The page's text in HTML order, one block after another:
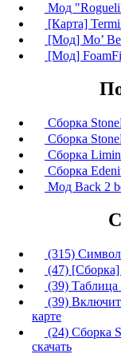
Мод
[Карта]
[Мод] Mo’
[Мод]
Сборка
Сборка
Сборка
Сборка
Мод Back 2
(315)
(47)
(39) Таблица
(39)
карте
(24) Сборка
скачать